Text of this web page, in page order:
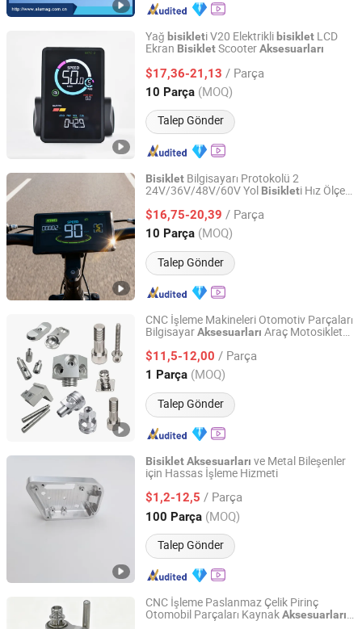
Yağ bisikleti V20 Elektrikli bisiklet LCD
Ekran BisikletScooterAksesuarları
$17,36-21,13 / Parça
10 Parça (MOQ)
Talep Gönder
Foshan Haichuang Intelligent Technology Co., Ltd.
Guangdong, China Fiyat 2025
Bisiklet Bilgisayarı Protokolü 2
24V/36V/48V/60V Yol Bisikleti Hız Ölçer
Aksesuarları
$16,75-20,39 / Parça
10 Parça (MOQ)
Talep Gönder
Foshan Haichuang Intelligent Technology Co., Ltd.
Guangdong, China Fiyat 2025
CNC İşleme Makineleri Otomotiv Parçaları
BilgisayarAksesuarları Araç Motosiklet
$11,5-12,00 / Parça
1 Parça (MOQ)
Talep Gönder
Jiangmen Haode Precision Manufacturing Co., Ltd.
Guangdong, China Fiyat 2025
BisikletAksesuarları ve Metal Bileşenler
için Hassas İşleme Hizmeti
$1,2-12,5 / Parça
100 Parça (MOQ)
Talep Gönder
Dongguan Hanztek Metal & Plastic Co., Ltd.
Guangdong, China Fiyat 2025
CNC İşleme Paslanmaz Çelik Pirinç
Otomobil Parçaları KaynakAksesuarları
Junsion Precision Hardware Co., Ltd.